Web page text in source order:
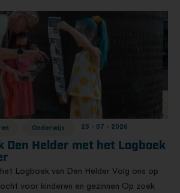
Onderwijs 25 - 07 - 2026
Den Helder met het Logboek
Logboek van Den Helder Volg ons op
voor kinderen en gezinnen Op zoek